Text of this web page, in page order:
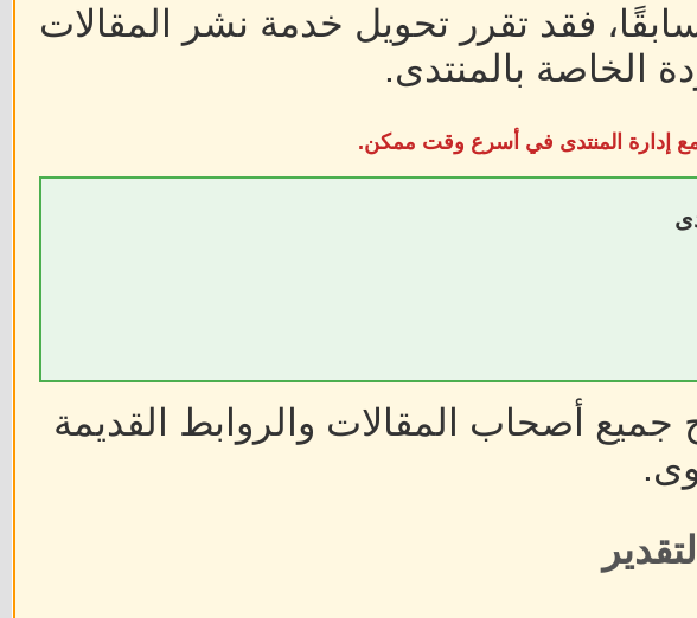
فقد تقرر تحويل خدمة نشر المقالات
الخاصة بالمنتدى.
إدارة المنتدى في أسرع وقت ممكن.
أصحاب المقالات والروابط القديمة